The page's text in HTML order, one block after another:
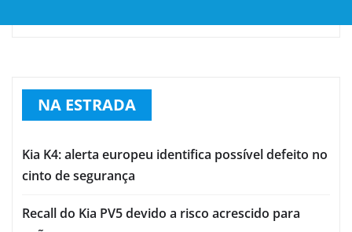
NA ESTRADA
Kia K4: alerta europeu identifica possível defeito no
cinto de segurança
Recall do Kia PV5 devido a risco acrescido para